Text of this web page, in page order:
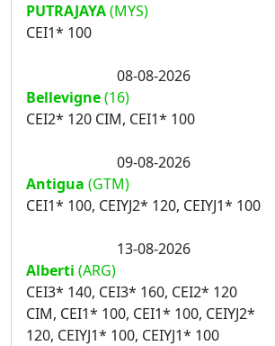
PUTRAJAYA(MYS)
CEI1* 100
08-08-2026
Bellevigne(16)
CEI2* 120 CIM, CEI1* 100
09-08-2026
Antigua (GTM)
CEI1* 100, CEIYJ2* 120, CEIYJ1* 100
13-08-2026
Alberti (ARG)
CEI3* 140, CEI3* 160, CEI2* 120
CIM, CEI1* 100, CEI1* 100, CEIYJ2*
120, CEIYJ1* 100, CEIYJ1* 100